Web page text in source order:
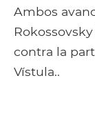
Ambos
contra la
Vístula..